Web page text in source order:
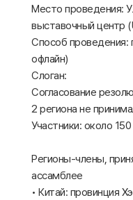
Место проведения:
выставочный центр
Способ проведения:
офлайн)
Слоган:
Согласование
2 региона не
Участники: около
Регионы-члены,
ассамблее
• Китай: провинция